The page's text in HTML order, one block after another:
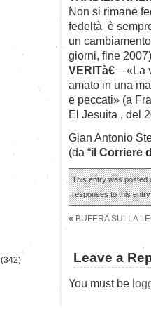
Non si rimane
fedeltà è
un
giorni, fine 2007)
VERITà€ – «La
amato in una
e peccati» (a
El Jesuita , del
Gian Antonio
(da “il Corriere
This entry was posted
responses to this
« BUFERA SULLA
Leave a
You must be
(342)